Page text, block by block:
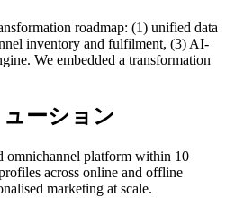
roadmap: (1) unified data
inventory and fulfilment, (3) AI-
We embedded a transformation
ーション
omnichannel platform within 10
across online and offline
marketing at scale.